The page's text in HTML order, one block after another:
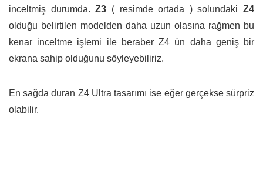
inceltmiş durumda.Z3 ( resimde ortada ) solundaki Z4
olduğu belirtilen modelden daha uzun olasına rağmen bu
kenar inceltme işlemi ile beraber Z4 ün daha geniş bir
ekrana sahip olduğunu söyleyebiliriz.
En sağda duran Z4 Ultra tasarımı ise eğer gerçekse sürpriz
olabilir.